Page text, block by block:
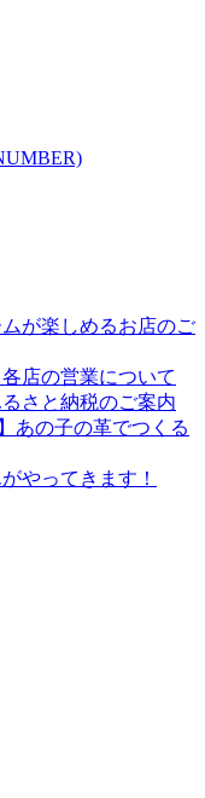
が楽しめるお店のご
店の営業について
さと納税のご案内
あの子の革でつくる
やってきます！